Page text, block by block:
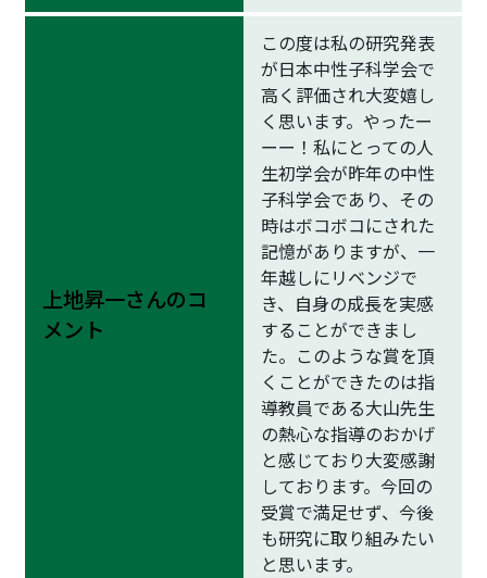
上地昇一さんのコ
メント
この度は私の研究発表
が日本中性子科学会で
高く評価され大変嬉し
く思います。やったー
ーー！私にとっての人
生初学会が昨年の中性
子科学会であり、その
時はボコボコにされた
記憶がありますが、一
年越しにリベンジで
き、自身の成長を実感
することができまし
た。このような賞を頂
くことができたのは指
導教員である大山先生
の熱心な指導のおかげ
と感じており大変感謝
しております。今回の
受賞で満足せず、今後
も研究に取り組みたい
と思います。